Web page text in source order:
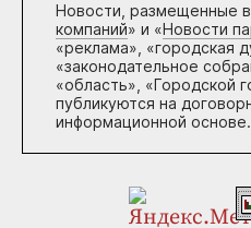
Новости, размещенные
компаний» и «Новости
«реклама», «городская
«законодательное
«область», «Городской
публикуются на
информационной основе.